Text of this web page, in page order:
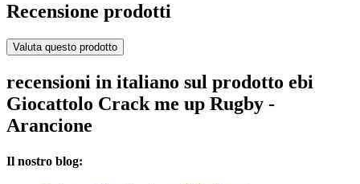
Recensione prodotti
Valuta questo prodotto
recensioni in italiano sul prodotto ebi
Giocattolo Crack me up Rugby -
Arancione
Il nostro blog: